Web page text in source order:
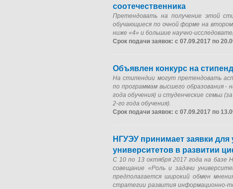
соотечественника
Претендовать на получение этой
обучающиеся по очной форме на
ниже «4» и большие научно-
Срок подачи заявок: с 07.09.2017 по
Объявлен конкурс на
На стипендии могут претендовать
по программам высшего образования -
года обучения) и студенческие семьи
2-го года обучения).
Срок подачи заявок: с 07.09.2017 по
НГУЭУ принимает заявки
университетов в развитии
С 10 по 13 октября 2017 года на базе
совещание «Роль и задачи
предполагается широкий обмен
стратегии развития информационно-